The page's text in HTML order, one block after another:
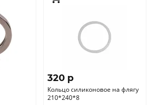
320 p
Кольцо силиконовое на флягу
210*240*8